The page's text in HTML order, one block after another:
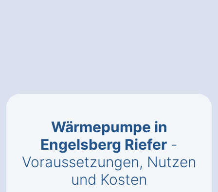
Wärmepumpe in
Engelsberg Riefer -
Voraussetzungen, Nutzen
und Kosten